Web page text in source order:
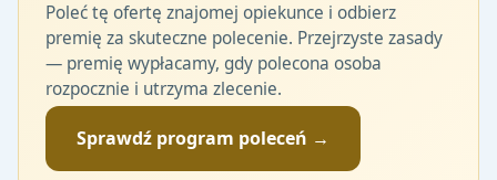
Poleć tę ofertę znajomej opiekunce i odbierz
premię za skuteczne polecenie. Przejrzyste zasady
— premię wypłacamy, gdy polecona osoba
rozpocznie i utrzyma zlecenie.
Sprawdź program poleceń →